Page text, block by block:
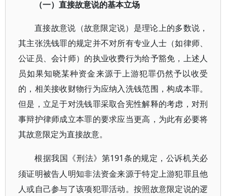
（一）直接故意说的基本立场
直接故意说（故意限定说）是理论上的多数说，
其主张洗钱罪的规定并不对所有专业人士（如律师、
公证员、会计师）的执业收费行为给予豁免，上述人
员如果知晓某种资金来源于上游犯罪仍然予以收受
的，相关接收财物行为应纳入洗钱范围，构成本罪。
但是，立足于对洗钱罪采取合宪性解释的考虑，对刑
事辩护律师成立本罪的要求应当更高，为此有必要将
其故意限定为直接故意。
根据我国《刑法》第191条的规定，公诉机关必
须证明被告人明知非法资金来源于特定上游犯罪且他
人或自己参与了该项犯罪活动。按照故意限定说的逻